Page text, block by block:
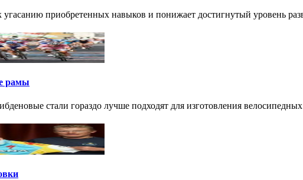
приобретенных навыков и понижает достигнутый уровень
рамы
стали гораздо лучше подходят для изготовления